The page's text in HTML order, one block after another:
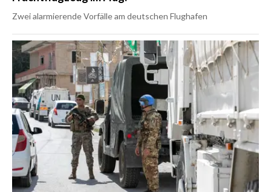
Zwei alarmierende Vorfälle am deutschen Flughafen